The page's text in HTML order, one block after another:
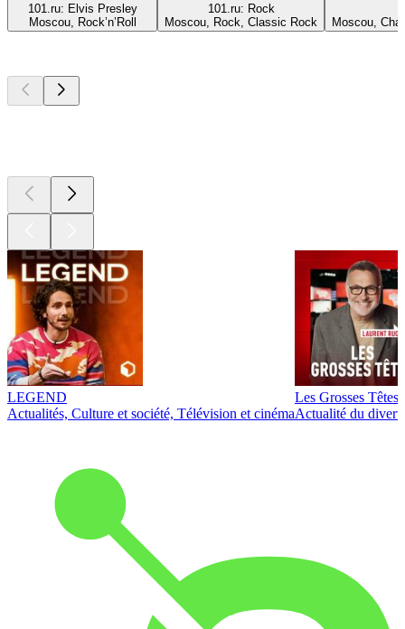
101.ru: Elvis Presley
Moscou, Rock’n’Roll
101.ru: Rock
Moscou, Rock, Classic Rock
Moscou,
LEGEND
Actualités, Culture et société, Télévision et cinéma
Les Grosses Têtes
Actualité du